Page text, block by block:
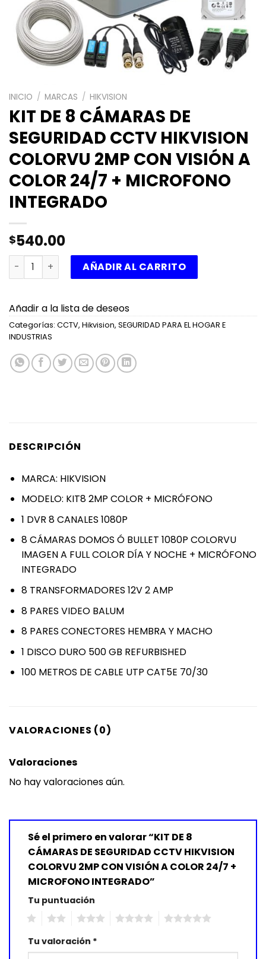
INICIO / MARCAS / HIKVISION
KIT DE 8 CÁMARAS DE
SEGURIDAD CCTV HIKVISION
COLORVU 2MP CON VISIÓN A
COLOR 24/7 + MICROFONO
INTEGRADO
$540.00
KIT DE 8 CÁMARAS DE SEGURIDAD CCTV HIKVISION
AÑADIR AL CARRITO
Añadir a la lista de deseos
Categorías: CCTV, Hikvision, SEGURIDAD PARA EL HOGAR E
INDUSTRIAS
DESCRIPCIÓN
MARCA: HIKVISION
MODELO: KIT8 2MP COLOR + MICRÓFONO
1 DVR 8 CANALES 1080P
8 CÁMARAS DOMOS Ó BULLET 1080P COLORVU
IMAGEN A FULL COLOR DÍA Y NOCHE + MICRÓFONO
INTEGRADO
8 TRANSFORMADORES 12V 2 AMP
8 PARES VIDEO BALUM
8 PARES CONECTORES HEMBRA Y MACHO
1 DISCO DURO 500 GB REFURBISHED
100 METROS DE CABLE UTP CAT5E 70/30
VALORACIONES (0)
Valoraciones
No hay valoraciones aún.
Sé el primero en valorar “KIT DE 8
CÁMARAS DE SEGURIDAD CCTV HIKVISION
COLORVU 2MP CON VISIÓN A COLOR 24/7 +
MICROFONO INTEGRADO”
Tu puntuación
Tu valoración *